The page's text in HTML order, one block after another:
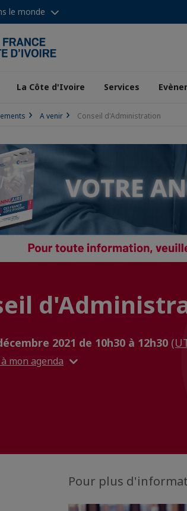
le monde
La Côte d'Ivoire Services
A venir Conseil d'Administration
2021 de 10h30 à 12h30
mon agenda
Pour plus